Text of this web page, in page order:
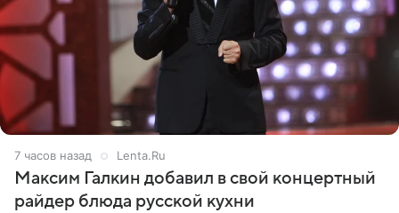
7 часов назад Lenta.Ru
Максим Галкин добавил в свой концертный
райдер блюда русской кухни